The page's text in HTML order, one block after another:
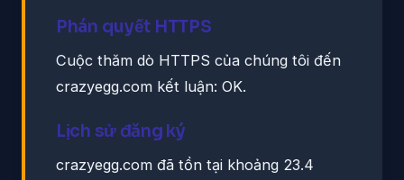
Phán quyết HTTPS
Cuộc thăm dò HTTPS của chúng tôi đến
crazyegg.com kết luận: OK.
Lịch sử đăng ký
crazyegg.com đã tồn tại khoảng 23.4